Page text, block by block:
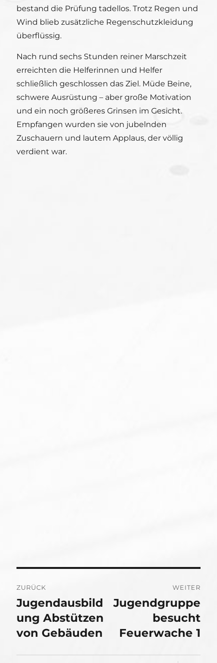
bestand die Prüfung tadellos. Trotz Regen und
Wind blieb zusätzliche Regenschutzkleidung
überflüssig.
Nach rund sechs Stunden reiner Marschzeit
erreichten die Helferinnen und Helfer
schließlich geschlossen das Ziel. Müde Beine,
schwere Ausrüstung – aber große Motivation
und ein noch größeres Grinsen im Gesicht.
Empfangen wurden sie von jubelnden
Zuschauern und lautem Applaus, der völlig
verdient war.
ZURÜCK
Vorheriger
Beitrag:
Jugendausbild
ung Abstützen
von Gebäuden
WEITER
Nächster
Jugendgruppe
besucht
Feuerwache 1